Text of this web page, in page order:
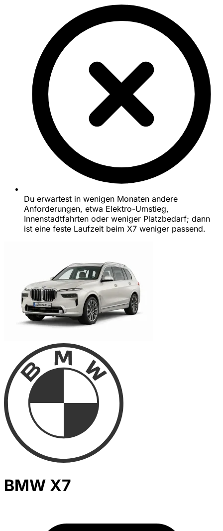
Du erwartest in wenigen Monaten andere
Anforderungen, etwa Elektro-Umstieg,
Innenstadtfahrten oder weniger Platzbedarf; dann
ist eine feste Laufzeit beim X7 weniger passend.
BMW X7